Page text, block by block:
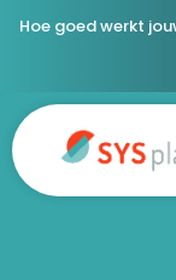
Hoe goed werkt